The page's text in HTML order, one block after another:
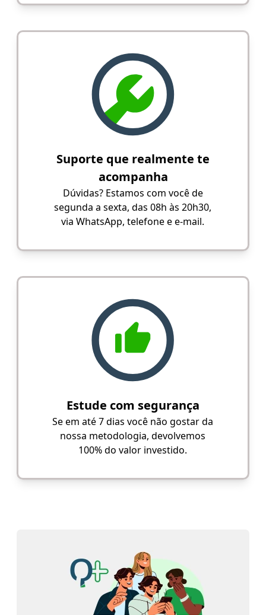
Suporte que realmente te
acompanha
Dúvidas? Estamos com você de
segunda a sexta, das 08h às 20h30,
via WhatsApp, telefone e e-mail.
Estude com segurança
Se em até 7 dias você não gostar da
nossa metodologia, devolvemos
100% do valor investido.